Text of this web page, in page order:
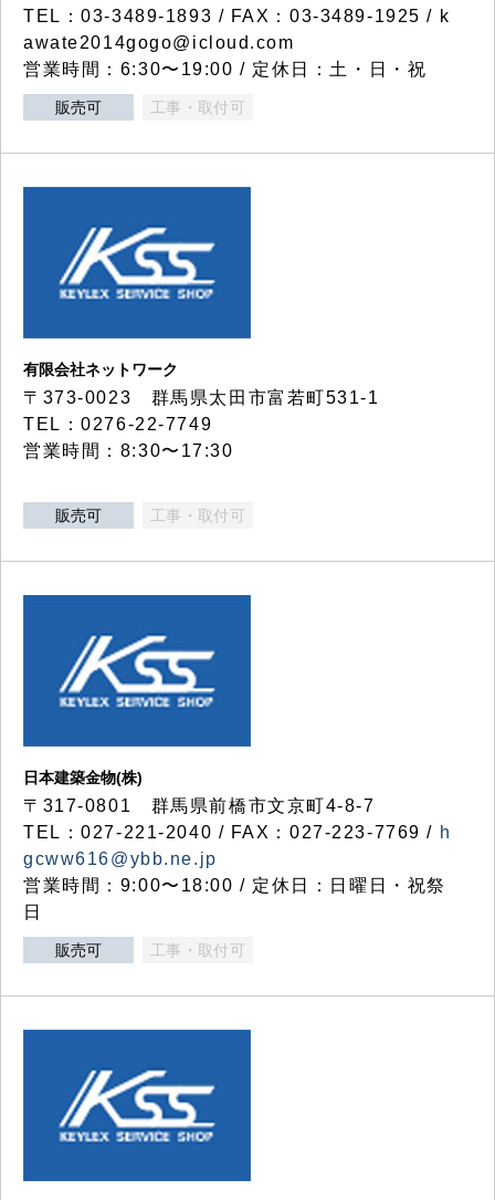
TEL：03-3489-1893 / FAX：03-3489-1925 / k
awate2014gogo@icloud.com
営業時間：6:30〜19:00 / 定休日：土・日・祝
販売可 工事・取付可
有限会社ネットワーク
〒373-0023 群馬県太田市富若町531-1
TEL：0276-22-7749
営業時間：8:30〜17:30
販売可 工事・取付可
日本建築金物(株)
〒317‐0801 群馬県前橋市文京町4-8-7
TEL：027-221-2040 / FAX：027-223-7769 / h
gcww616@ybb.ne.jp
営業時間：9:00〜18:00 / 定休日：日曜日・祝祭
日
販売可 工事・取付可